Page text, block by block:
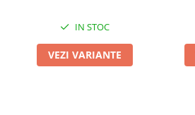
Pedale si accesorii
IN STOC
VEZI VARIANTE